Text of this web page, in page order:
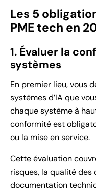
Les 5
PME tech en
1. Évaluer la
systèmes
En premier lieu, vous
systèmes d’IA que
chaque système à
conformité est
ou la mise en service.
Cette évaluation
risques, la qualité des
documentation